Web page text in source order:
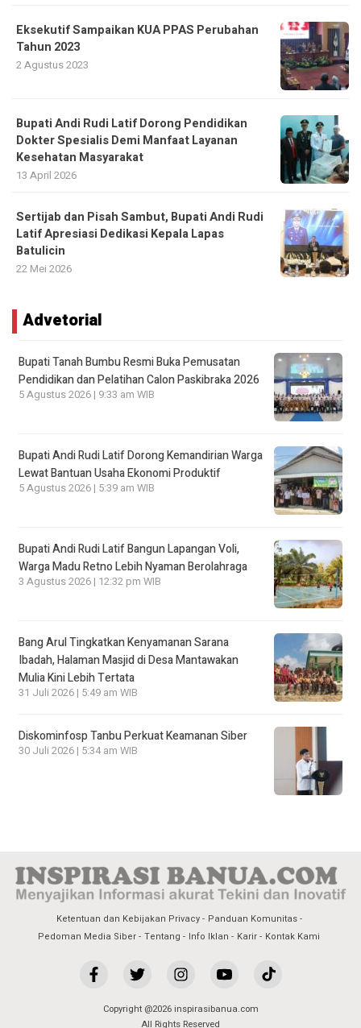
Eksekutif Sampaikan KUA PPAS Perubahan
Tahun 2023
2 Agustus 2023
Bupati Andi Rudi Latif Dorong Pendidikan
Dokter Spesialis Demi Manfaat Layanan
Kesehatan Masyarakat
13 April 2026
Sertijab dan Pisah Sambut, Bupati Andi Rudi
Latif Apresiasi Dedikasi Kepala Lapas
Batulicin
22 Mei 2026
Advetorial
Bupati Tanah Bumbu Resmi Buka Pemusatan
Pendidikan dan Pelatihan Calon Paskibraka 2026
5 Agustus 2026 | 9:33 am WIB
Bupati Andi Rudi Latif Dorong Kemandirian Warga
Lewat Bantuan Usaha Ekonomi Produktif
5 Agustus 2026 | 5:39 am WIB
Bupati Andi Rudi Latif Bangun Lapangan Voli,
Warga Madu Retno Lebih Nyaman Berolahraga
3 Agustus 2026 | 12:32 pm WIB
Bang Arul Tingkatkan Kenyamanan Sarana
Ibadah, Halaman Masjid di Desa Mantawakan
Mulia Kini Lebih Tertata
31 Juli 2026 | 5:49 am WIB
Diskominfosp Tanbu Perkuat Keamanan Siber
30 Juli 2026 | 5:34 am WIB
Ketentuan dan Kebijakan Privacy
Panduan Komunitas
Pedoman Media Siber Tentang Info Iklan Karir Kontak Kami
Copyright @2026 inspirasibanua.com
All Rights Reserved